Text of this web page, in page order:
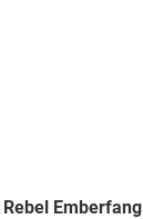
Rebel Emberfang